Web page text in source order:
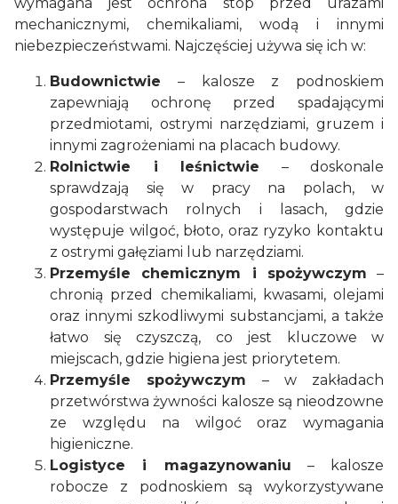
mechanicznymi, chemikaliami, wodą i innymi
niebezpieczeństwami. Najczęściej używa się ich w:
Budownictwie – kalosze z podnoskiem
zapewniają ochronę przed spadającymi
przedmiotami, ostrymi narzędziami, gruzem i
innymi zagrożeniami na placach budowy.
Rolnictwie i leśnictwie – doskonale
sprawdzają się w pracy na polach, w
gospodarstwach rolnych i lasach, gdzie
występuje wilgoć, błoto, oraz ryzyko kontaktu
z ostrymi gałęziami lub narzędziami.
Przemyśle chemicznym i spożywczym –
chronią przed chemikaliami, kwasami, olejami
oraz innymi szkodliwymi substancjami, a także
łatwo się czyszczą, co jest kluczowe w
miejscach, gdzie higiena jest priorytetem.
Przemyśle spożywczym – w zakładach
przetwórstwa żywności kalosze są nieodzowne
ze względu na wilgoć oraz wymagania
higieniczne.
Logistyce i magazynowaniu – kalosze
robocze z podnoskiem są wykorzystywane